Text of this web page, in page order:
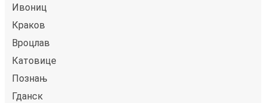
Ивониц
Краков
Вроцлав
Катовице
Познањ
Гданск